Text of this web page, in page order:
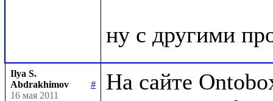
Ilya S.
Abdrakhimov
#
16 мая 2011
На сайте